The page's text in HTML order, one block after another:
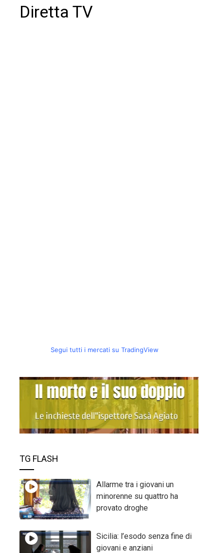
Diretta TV
Segui tutti i mercati su TradingView
TG FLASH
Allarme tra i giovani un
minorenne su quattro ha
provato droghe
Sicilia: l’esodo senza fine di
giovani e anziani